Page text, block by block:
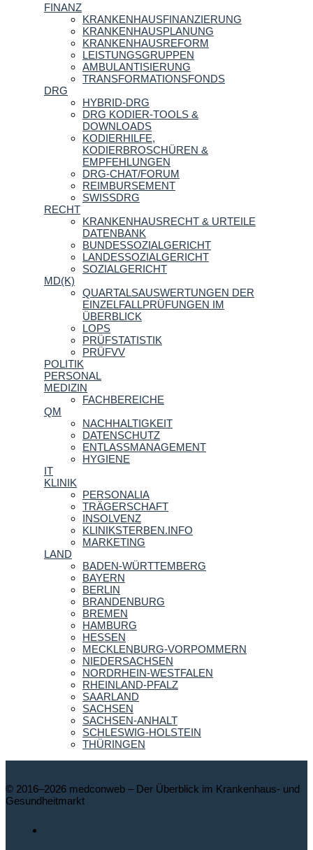
FINANZ
KRANKENHAUSFINANZIERUNG
KRANKENHAUSPLANUNG
KRANKENHAUSREFORM
LEISTUNGSGRUPPEN
AMBULANTISIERUNG
TRANSFORMATIONSFONDS
DRG
HYBRID-DRG
DRG KODIER-TOOLS &
DOWNLOADS
KODIERHILFE,
KODIERBROSCHÜREN &
EMPFEHLUNGEN
DRG-CHAT/FORUM
REIMBURSEMENT
SWISSDRG
RECHT
KRANKENHAUSRECHT & URTEILE
DATENBANK
BUNDESSOZIALGERICHT
LANDESSOZIALGERICHT
SOZIALGERICHT
MD(K)
QUARTALSAUSWERTUNGEN DER
EINZELFALLPRÜFUNGEN IM
ÜBERBLICK
LOPS
PRÜFSTATISTIK
PRÜFVV
POLITIK
PERSONAL
MEDIZIN
FACHBEREICHE
QM
NACHHALTIGKEIT
DATENSCHUTZ
ENTLASSMANAGEMENT
HYGIENE
IT
KLINIK
PERSONALIA
TRÄGERSCHAFT
INSOLVENZ
KLINIKSTERBEN.INFO
MARKETING
LAND
BADEN-WÜRTTEMBERG
BAYERN
BERLIN
BRANDENBURG
BREMEN
HAMBURG
HESSEN
MECKLENBURG-VORPOMMERN
NIEDERSACHSEN
NORDRHEIN-WESTFALEN
RHEINLAND-PFALZ
SAARLAND
SACHSEN
SACHSEN-ANHALT
SCHLESWIG-HOLSTEIN
THÜRINGEN
© 2016–2026 medconweb – Der Überblick im Krankenhaus- und
Gesundheitmarkt